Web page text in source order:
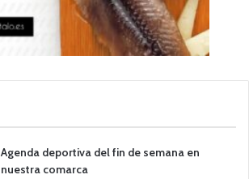
Agenda deportiva del fin de semana en
nuestra comarca